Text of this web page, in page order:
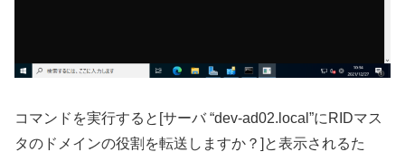
コマンドを実行すると[サーバ “dev-ad02.local”にRIDマス
タのドメインの役割を転送しますか？]と表示されるた